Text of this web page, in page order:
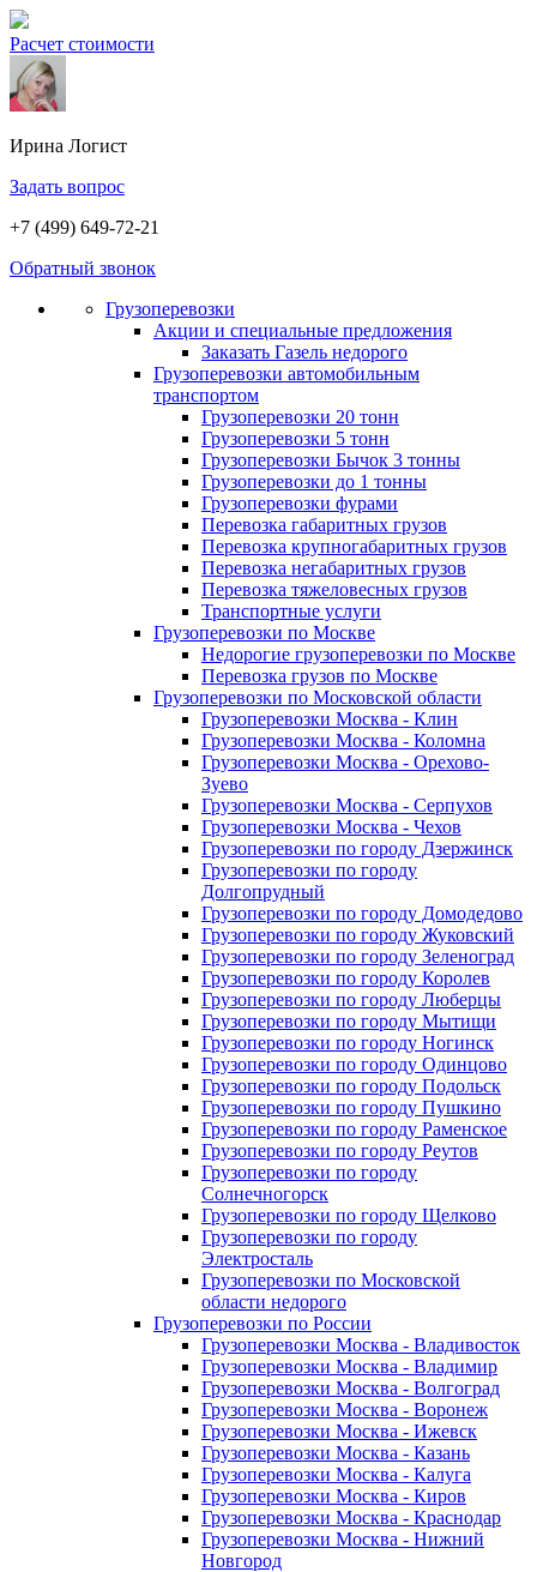
Расчет стоимости
Ирина Логист
Задать вопрос
+7 (499) 649-72-21
Обратный звонок
Грузоперевозки
Акции и специальные предложения
Заказать Газель недорого
Грузоперевозки автомобильным
транспортом
Грузоперевозки 20 тонн
Грузоперевозки 5 тонн
Грузоперевозки Бычок 3 тонны
Грузоперевозки до 1 тонны
Грузоперевозки фурами
Перевозка габаритных грузов
Перевозка крупногабаритных грузов
Перевозка негабаритных грузов
Перевозка тяжеловесных грузов
Транспортные услуги
Грузоперевозки по Москве
Недорогие грузоперевозки по Москве
Перевозка грузов по Москве
Грузоперевозки по Московской области
Грузоперевозки Москва - Клин
Грузоперевозки Москва - Коломна
Грузоперевозки Москва - Орехово-
Зуево
Грузоперевозки Москва - Серпухов
Грузоперевозки Москва - Чехов
Грузоперевозки по городу Дзержинск
Грузоперевозки по городу
Долгопрудный
Грузоперевозки по городу Домодедово
Грузоперевозки по городу Жуковский
Грузоперевозки по городу Зеленоград
Грузоперевозки по городу Королев
Грузоперевозки по городу Люберцы
Грузоперевозки по городу Мытищи
Грузоперевозки по городу Ногинск
Грузоперевозки по городу Одинцово
Грузоперевозки по городу Подольск
Грузоперевозки по городу Пушкино
Грузоперевозки по городу Раменское
Грузоперевозки по городу Реутов
Грузоперевозки по городу
Солнечногорск
Грузоперевозки по городу Щелково
Грузоперевозки по городу
Электросталь
Грузоперевозки по Московской
области недорого
Грузоперевозки по России
Грузоперевозки Москва - Владивосток
Грузоперевозки Москва - Владимир
Грузоперевозки Москва - Волгоград
Грузоперевозки Москва - Воронеж
Грузоперевозки Москва - Ижевск
Грузоперевозки Москва - Казань
Грузоперевозки Москва - Калуга
Грузоперевозки Москва - Киров
Грузоперевозки Москва - Краснодар
Грузоперевозки Москва - Нижний
Новгород